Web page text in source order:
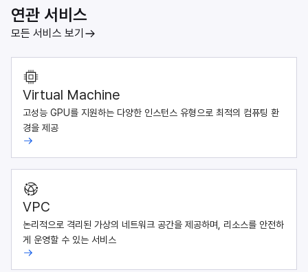
연관 서비스
모든 서비스 보기
Virtual Machine
고성능 GPU를 지원하는 다양한 인스턴스 유형으로 최적의 컴퓨팅 환
경을 제공
VPC
논리적으로 격리된 가상의 네트워크 공간을 제공하며, 리소스를 안전하
게 운영할 수 있는 서비스